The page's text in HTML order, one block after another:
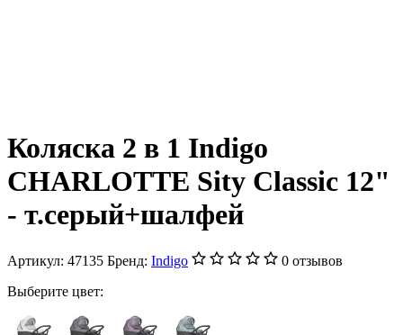
Коляска 2 в 1 Indigo
CHARLOTTE Sity Classic 12"
- т.серый+шалфей
Артикул: 47135 Бренд: Indigo
0 отзывов
Выберите цвет: